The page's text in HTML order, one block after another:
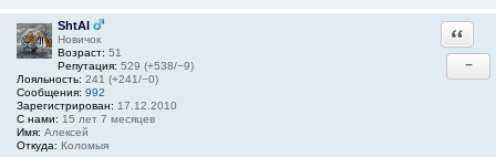
ShtAl
Новичок
Возраст: 51
Репутация: 529 (+538/−9)
Лояльность: 241 (+241/−0)
Сообщения: 992
Зарегистрирован: 17.12.2010
С нами: 15 лет 7 месяцев
Имя: Алексей
Откуда: Коломыя
−